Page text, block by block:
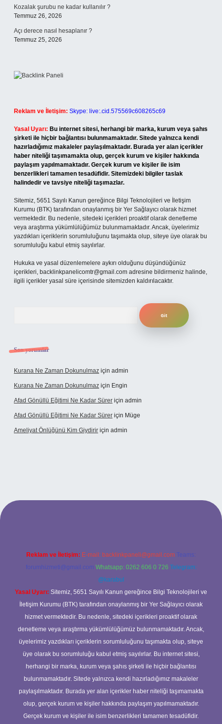
Kozalak şurubu ne kadar kullanılır ?
Temmuz 26, 2026
Açı derece nasıl hesaplanır ?
Temmuz 25, 2026
Reklam ve İletişim: Skype: live:.cid.575569c608265c69
Yasal Uyarı: Bu internet sitesi, herhangi bir marka, kurum veya şahıs
şirketi ile hiçbir bağlantısı bulunmamaktadır. Sitede yalnızca kendi
hazırladığımız makaleler paylaşılmaktadır. Burada yer alan içerikler
haber niteliği taşımamakta olup, gerçek kurum ve kişiler hakkında
paylaşım yapılmamaktadır. Gerçek kurum ve kişiler ile isim
benzerlikleri tamamen tesadüfidir. Sitemizdeki bilgiler taslak
halindedir ve tavsiye niteliği taşımazlar.
Sitemiz, 5651 Sayılı Kanun gereğince Bilgi Teknolojileri ve İletişim
Kurumu (BTK) tarafından onaylanmış bir Yer Sağlayıcı olarak hizmet
vermektedir. Bu nedenle, sitedeki içerikleri proaktif olarak denetleme
veya araştırma yükümlülüğümüz bulunmamaktadır. Ancak, üyelerimiz
yazdıkları içeriklerin sorumluluğunu taşımakta olup, siteye üye olarak bu
sorumluluğu kabul etmiş sayılırlar.
Hukuka ve yasal düzenlemelere aykırı olduğunu düşündüğünüz
içerikleri, backlinkpanelicomtr@gmail.com adresine bildirmeniz halinde,
ilgili içerikler yasal süre içerisinde sitemizden kaldırılacaktır.
Son yorumlar
Kurana Ne Zaman Dokunulmaz için admin
Kurana Ne Zaman Dokunulmaz için Engin
Afad Gönüllü Eğitimi Ne Kadar Sürer için admin
Afad Gönüllü Eğitimi Ne Kadar Sürer için Müge
Ameliyat Önlüğünü Kim Giydirir için admin
giriş
Reklam ve İletişim: E-mail: backlinkpaneli@gmail.com Teams:
forumhizmeti@gmail.com Whatsapp: 0262 606 0 726 Telegram:
@karabul
Yasal Uyarı: Sitemiz, 5651 Sayılı Kanun gereğince Bilgi Teknolojileri ve
İletişim Kurumu (BTK) tarafından onaylanmış bir Yer Sağlayıcı olarak
hizmet vermektedir. Bu nedenle, sitedeki içerikleri proaktif olarak
denetleme veya araştırma yükümlülüğümüz bulunmamaktadır. Ancak,
üyelerimiz yazdıkları içeriklerin sorumluluğunu taşımakta olup, siteye
üye olarak bu sorumluluğu kabul etmiş sayılırlar. Bu internet sitesi,
herhangi bir marka, kurum veya şahıs şirketi ile hiçbir bağlantısı
bulunmamaktadır. Sitede yalnızca kendi hazırladığımız makaleler
paylaşılmaktadır. Burada yer alan içerikler haber niteliği taşımamakta
olup, gerçek kurum ve kişiler hakkında paylaşım yapılmamaktadır.
Gerçek kurum ve kişiler ile isim benzerlikleri tamamen tesadüfidir.